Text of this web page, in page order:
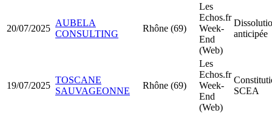
20/07/2025
AUBELA
CONSULTING
Rhône (69)
Les
Echos.fr
Week-
End
(Web)
anticipée
19/07/2025
TOSCANE
SAUVAGEONNE
Rhône (69)
Les
Echos.fr
Week-
End
(Web)
SCEA